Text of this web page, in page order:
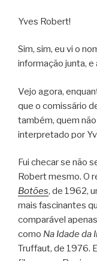
Yves Robert!
Sim, sim, eu vi o
informação junta, e
Vejo agora,
que o comissário
também, quem
interpretado por
Fui checar se não
Robert mesmo. O
Botões, de 1962,
mais fascinantes
comparável
como Na Idade da
Truffaut, de 1976.